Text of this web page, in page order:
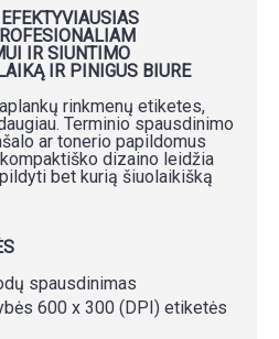
IR SIUNTIMO
IR PINIGUS BIURE
rinkmenų etiketes,
Terminio spausdinimo
ar tonerio papildomus
dizaino leidžia
bet kurią šiuolaikišką
spausdinimas
600 x 300 (DPI) etiketės